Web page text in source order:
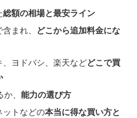
総額の相場と最安ライン
まれ、
どこから追加料金にな
ヨドバシ、楽天などどこで買
、 能力の選び方
ットなどの本当に得な買い方と